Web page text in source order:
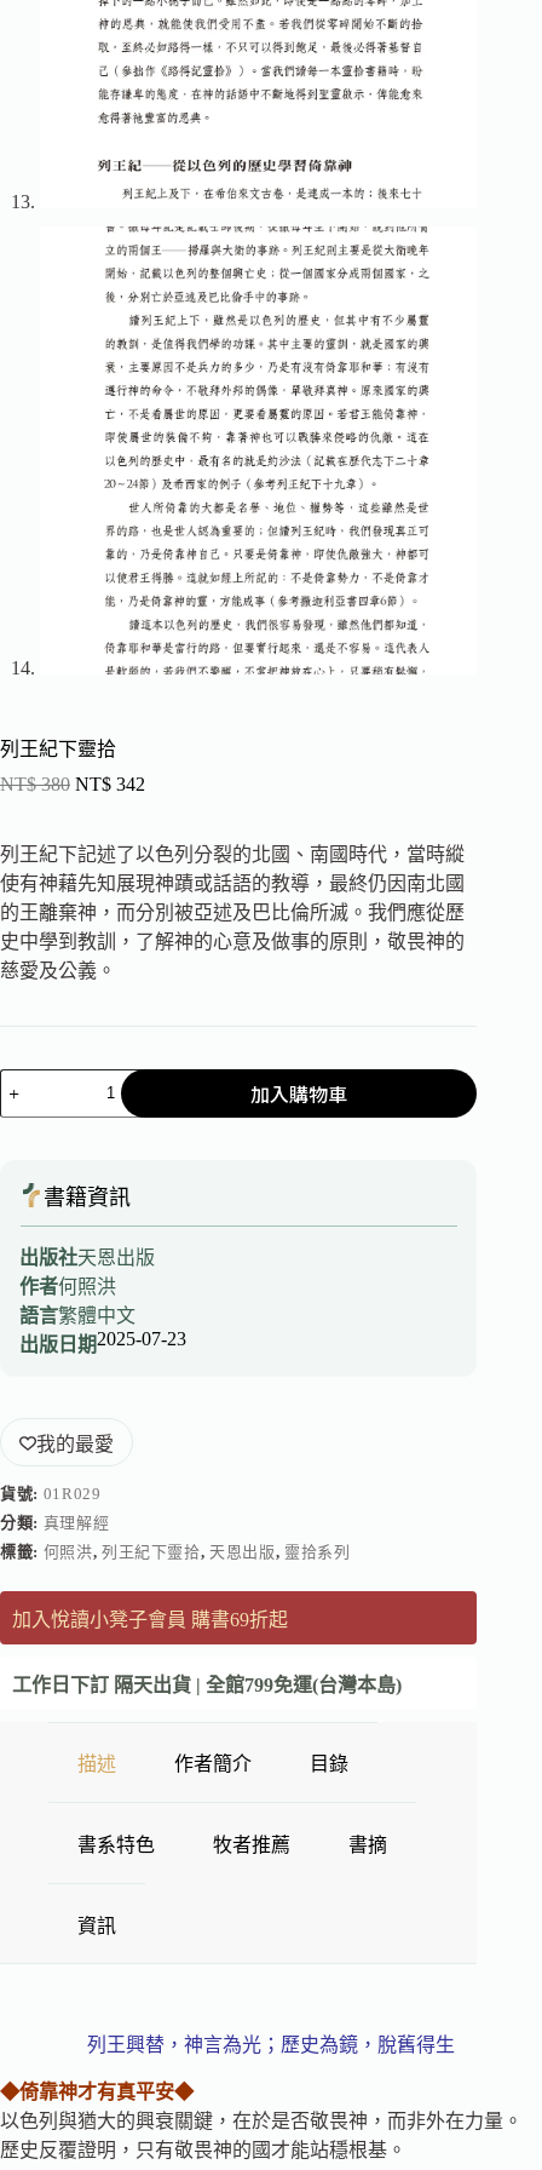
列王紀下靈拾
NT$380 NT$ 342
列王紀下記述了以色列分裂的北國、南國時代，當時縱
使有神藉先知展現神蹟或話語的教導，最終仍因南北國
的王離棄神，而分別被亞述及巴比倫所滅。我們應從歷
史中學到教訓，了解神的心意及做事的原則，敬畏神的
慈愛及公義。
加入購物車
書籍資訊
出版社天恩出版
作者何照洪
語言繁體中文
出版日期2025-07-23
我的最愛
貨號: 01R029
分類: 真理解經
標籤: 何照洪, 列王紀下靈拾, 天恩出版, 靈拾系列
加入悅讀小凳子會員 購書69折起
工作日下訂 隔天出貨 | 全館799免運(台灣本島)
描述 作者簡介 目錄
書系特色 牧者推薦 書摘
資訊
列王興替，神言為光；歷史為鏡，脫舊得生
◆倚靠神才有真平安◆
以色列與猶大的興衰關鍵，在於是否敬畏神，而非外在力量。
歷史反覆證明，只有敬畏神的國才能站穩根基。